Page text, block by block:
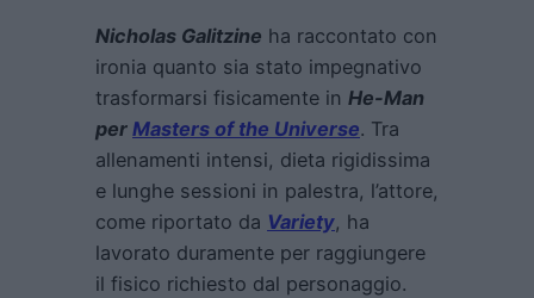
Nicholas Galitzine ha raccontato con
ironia quanto sia stato impegnativo
trasformarsi fisicamente in He-Man
per Masters of the Universe. Tra
allenamenti intensi, dieta rigidissima
e lunghe sessioni in palestra, l’attore,
come riportato da Variety, ha
lavorato duramente per raggiungere
il fisico richiesto dal personaggio.